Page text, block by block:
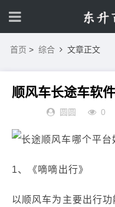
首页 > 综合 文章正文
圆圆 0
1、《嘀嘀出行》
以顺风车为主要出行